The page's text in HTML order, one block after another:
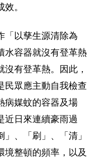
。
「以孳生源清除為
水容器就沒有登革熱
有登革熱。因此，
民眾應主動自我檢查
病媒蚊的容器及場
近日來連續豪雨過
、「刷」、「清」
境整頓的頻率，以及